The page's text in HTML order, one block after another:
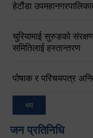
हेटौंडा
चुरियामाई सुरुङको
समितिलाई हस्तान्तरण
पोषाक र परिचयपत्र
थप
जन प्रतिनिधि